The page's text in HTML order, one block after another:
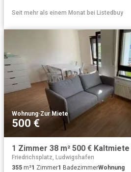
Seit mehr als einem Monat bei Listedbuy
Wohnung·Zur Miete
500 €
Friedrichsplatz, Ludwigshafen
355 m²1 Zimmer1 BadezimmerWohnung